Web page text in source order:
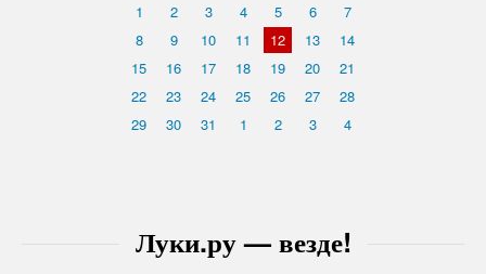
Луки.ру — везде!
1
2 3 4 5 6
7
8
9 10 11 12 13
14
15
16 17 18 19 20
21
22
23 24 25 26 27
28
29
30 31 1 2 3 4